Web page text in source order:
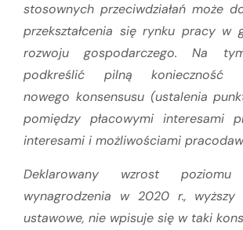
stosownych przeciwdziałań może
przekształcenia się rynku pracy w
rozwoju gospodarczego. Na
podkreślić pilną konieczność
nowego konsensusu (ustalenia
pomiędzy płacowymi interesami
interesami i możliwościami
Deklarowany wzrost poziomu
wynagrodzenia w 2020 r., wyższy
ustawowe, nie wpisuje się w taki